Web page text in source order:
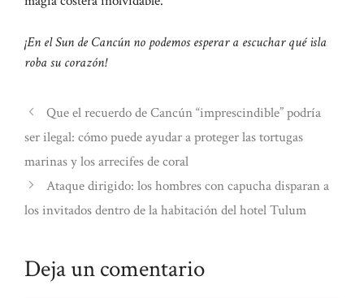
¡En el Sun de Cancún no podemos esperar a escuchar qué isla
roba su corazón!
Que el recuerdo de Cancún “imprescindible” podría
ser ilegal: cómo puede ayudar a proteger las tortugas
marinas y los arrecifes de coral
Ataque dirigido: los hombres con capucha disparan a
los invitados dentro de la habitación del hotel Tulum
Deja un comentario